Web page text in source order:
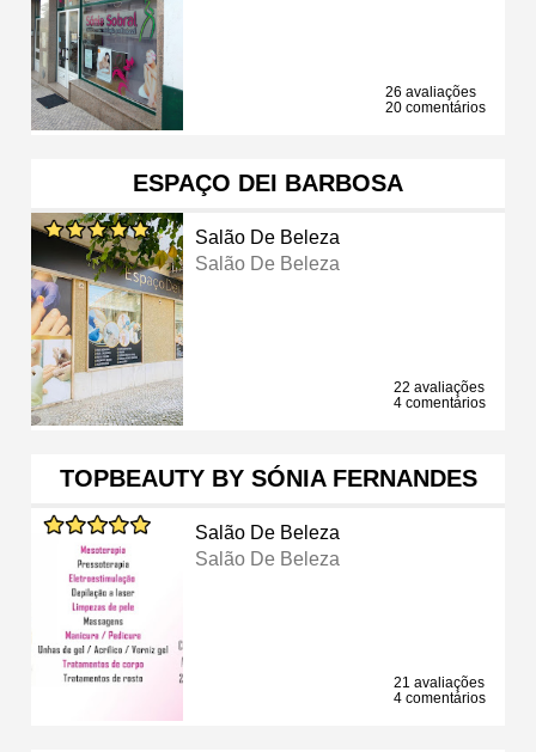
26 avaliações
20 comentários
ESPAÇO DEI BARBOSA
Salão De Beleza
Salão De Beleza
22 avaliações
4 comentários
TOPBEAUTY BY SÓNIA FERNANDES
Salão De Beleza
Salão De Beleza
21 avaliações
4 comentários